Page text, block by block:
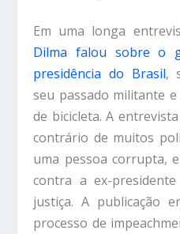
Em uma longa
Dilma falou sobre o
presidência do Brasil,
seu passado militante
de bicicleta. A
contrário de muitos
uma pessoa corrupta,
contra a ex-
justiça. A publicação
processo de